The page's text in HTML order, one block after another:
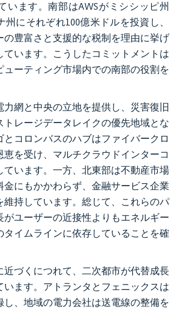
います。南部はAWSがミシシッピ州
州にそれぞれ100億米ドルを投資し、
の豊富さと支援的な税制を理由に挙げ
ています。こうしたコミットメントは
ューティング市場内での南部の役割を
網と中央の立地を提供し、災害復旧
トレージデータレイクの優先地域とな
とコロンバスのハブはファイバークロ
恵を受け、マルチクラウドインターコ
ています。一方、北東部は不動産市場
金にもかかわらず、金融サービス企業
維持しています。総じて、これらのパ
がユーザーの近接性よりもエネルギー
タイムラインに依存していることを確
近づくにつれて、二次都市が代替成長
います。アトランタとフェニックスは
し、地域の電力会社は送電線の整備を